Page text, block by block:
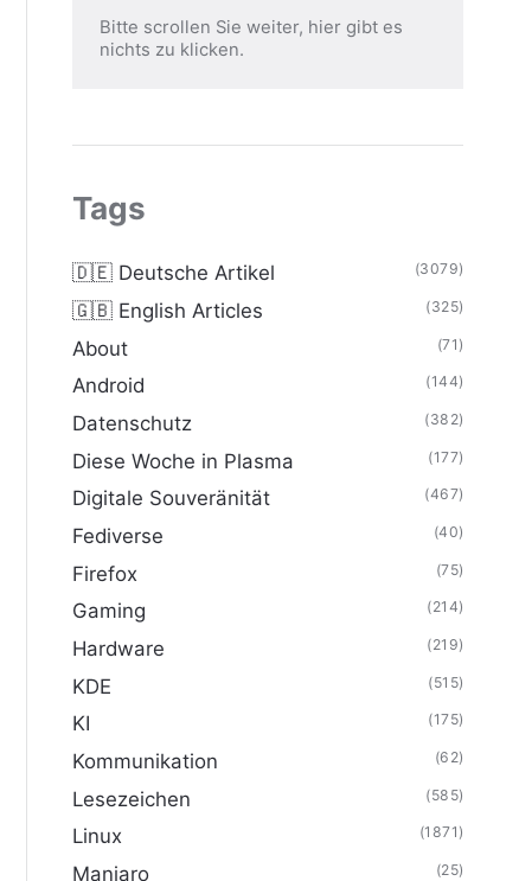
Bitte scrollen Sie weiter, hier gibt es
nichts zu klicken.
Tags
🇩🇪 Deutsche Artikel (3079)
🇬🇧 English Articles (325)
About (71)
Android (144)
Datenschutz (382)
Diese Woche in Plasma (177)
Digitale Souveränität (467)
Fediverse (40)
Firefox (75)
Gaming (214)
Hardware (219)
KDE (515)
KI (175)
Kommunikation (62)
Lesezeichen (585)
Linux (1871)
Manjaro (25)